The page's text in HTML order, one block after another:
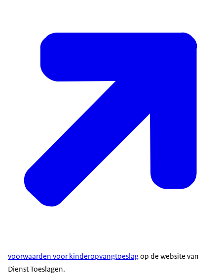
voorwaarden voor kinderopvangtoeslagop de website van
Dienst Toeslagen.